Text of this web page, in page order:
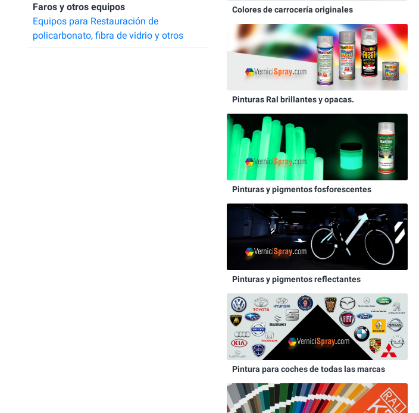
Faros y otros equipos
Equipos para Restauración de
policarbonato, fibra de vidrio y otros
Colores de carrocería originales
Pinturas Ral brillantes y opacas.
Pinturas y pigmentos fosforescentes
Pinturas y pigmentos reflectantes
Pintura para coches de todas las marcas